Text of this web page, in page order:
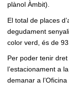
plànol Àmbit).
El total de places
degudament
color verd, és de 93.
Per poder tenir dret
l’estacionament a
demanar a